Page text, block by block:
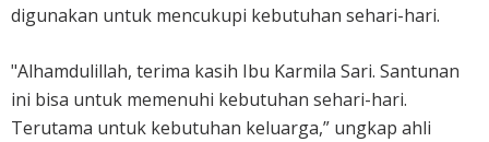
digunakan untuk mencukupi kebutuhan sehari-hari.
"Alhamdulillah, terima kasih Ibu Karmila Sari. Santunan
ini bisa untuk memenuhi kebutuhan sehari-hari.
Terutama untuk kebutuhan keluarga,” ungkap ahli